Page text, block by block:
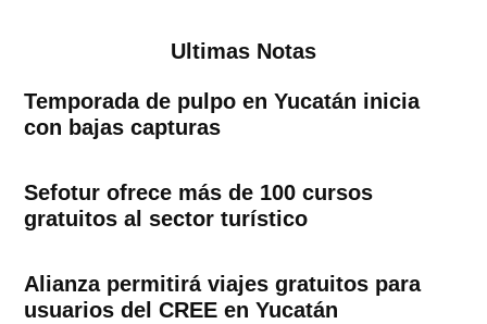
Ultimas Notas
Temporada de pulpo en Yucatán inicia
con bajas capturas
Sefotur ofrece más de 100 cursos
gratuitos al sector turístico
Alianza permitirá viajes gratuitos para
usuarios del CREE en Yucatán